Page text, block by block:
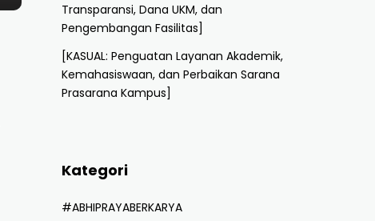
Transparansi, Dana UKM, dan
Pengembangan Fasilitas]
[KASUAL: Penguatan Layanan Akademik,
Kemahasiswaan, dan Perbaikan Sarana
Prasarana Kampus]
Kategori
#ABHIPRAYABERKARYA